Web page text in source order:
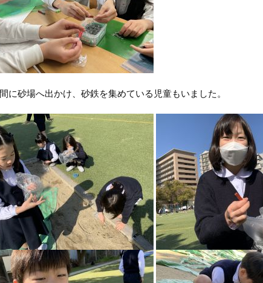
に砂場へ出かけ、砂鉄を集めている児童もいました。